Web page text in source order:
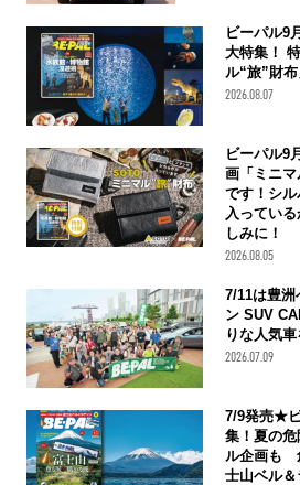
ビーパル9
大特集！
ル“旅”財布
2026.08.07
ビーパル9
画「ミニ
です！シ
入ってい
しみに！
2026.08.05
7/11は豊
ン SUV
りな人気
2026.07.09
7/9発売★
集！夏の
ル企画も
士山ベル＆